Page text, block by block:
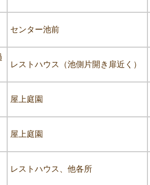
センター池前
レストハウス（池側片開き扉近く）
屋上庭園
屋上庭園
レストハウス、他各所